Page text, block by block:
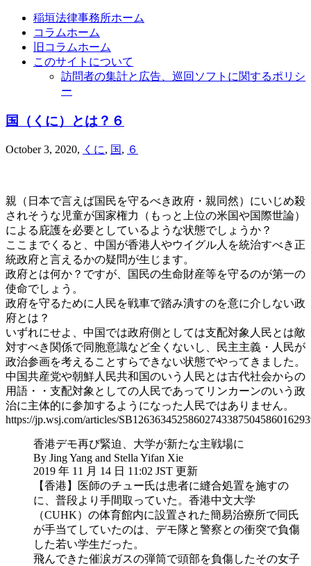
稲垣法律事務所ホーム
コラムホーム
旧コラムホーム
このサイトについて
訪問者の集計と広告、巡回ソフトに関するポリシ
ー
国（くに）とは？６
October 3, 2020, くに, 国, ６
親（日本で言えば国民を守るべき政府・親同然）にいじめ殺
されそうな児童が国家権力（もっと上位の米国や国際世論）
による庇護を必要としているような状態でしょうか？
ここまでくると、中国が香港人やウイグル人を統治すべき正
統政府と言えるかの疑問が生じます。
政府とは何か？ですが、国民の生命財産等を守るのが第一の
使命でしょう。
政府を守るために人民を戦車で踏み潰すのを意に介しない政
府とは？
いずれにせよ、中国では政府側としては支配対象人民とは敵
対すべき関係で同胞意識など全くないし、民主主義・人民が
政治参画を考えることすらできない状態でやってきました。
中国共産党や朝鮮人民共和国のいう人民とは古代社会からの
用語・・支配対象としての人民であってリンカーンのいう政
治に主体的に参加するようになった人民ではありません。
https://jp.wsj.com/articles/
香港デモ再び緊迫、大学が新たな主戦場に
By Jing Yang and Stella Yifan Xie
2019 年 11 月 14 日 11:02 JST 更新
【香港】医師のチュー氏は患者に縫合処置を施すの
に、普段より手間取っていた。香港中文大学
（CUHK）の体育館内に設置された簡易治療所で同氏
が手当てしていたのは、デモ隊と警察との衝突で負傷
した若い学生だった。
飛んできた催涙ガスの弾筒で頭部を負傷したその女子